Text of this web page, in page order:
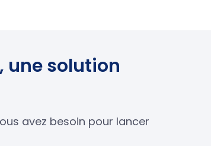
une solution
avez besoin pour lancer